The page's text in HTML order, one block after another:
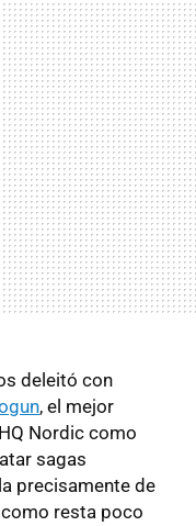
deleitó con
, el mejor
Nordic como
sagas
precisamente de
resta poco